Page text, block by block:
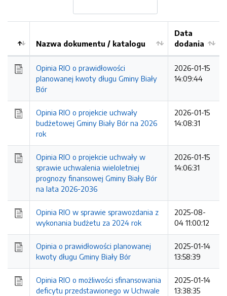
Kolejność
Nazwa dokumentu / katalogu
Data
dodania
Opinia RIO o prawidłowości
planowanej kwoty długu Gminy Biały
Bór
2026-01-15
14:09:44
Opinia RIO o projekcie uchwały
budżetowej Gminy Biały Bór na 2026
rok
2026-01-15
14:08:31
Opinia RIO o projekcie uchwały w
sprawie uchwalenia wieloletniej
prognozy finansowej Gminy Biały Bór
na lata 2026-2036
2026-01-15
14:06:31
Opinia RIO w sprawie sprawozdania z
wykonania budżetu za 2024 rok
2025-08-
04 11:00:12
Opinia o prawidłowości planowanej
kwoty długu Gminy Biały Bór
2025-01-14
13:58:39
Opinia RIO o możliwości sfinansowania
deficytu przedstawionego w Uchwale
2025-01-14
13:38:35